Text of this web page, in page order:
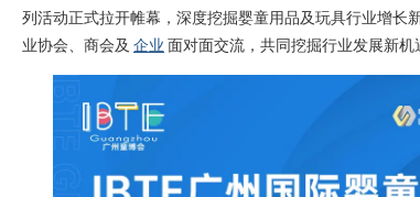
列活动正式拉开帷幕，深度挖掘婴童用品及玩具行业增长
业协会、商会及 企业 面对面交流，共同挖掘行业发展新机